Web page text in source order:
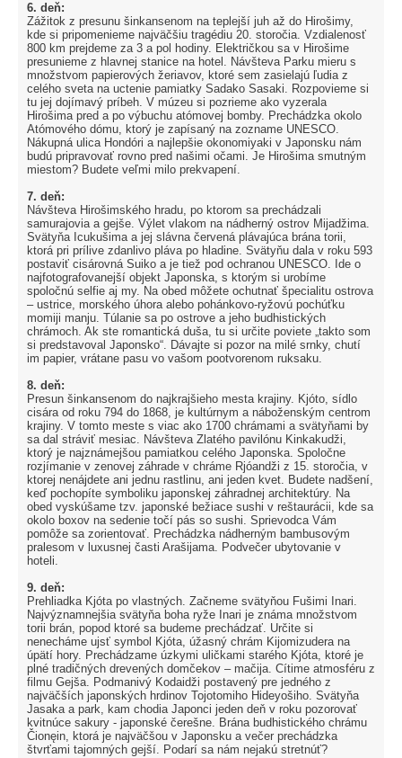
6. deň:
Zážitok z presunu šinkansenom na teplejší juh až do Hirošimy,
kde si pripomenieme najväčšiu tragédiu 20. storočia. Vzdialenosť
800 km prejdeme za 3 a pol hodiny. Električkou sa v Hirošime
presunieme z hlavnej stanice na hotel. Návšteva Parku mieru s
množstvom papierových žeriavov, ktoré sem zasielajú ľudia z
celého sveta na uctenie pamiatky Sadako Sasaki. Rozpovieme si
tu jej dojímavý príbeh. V múzeu si pozrieme ako vyzerala
Hirošima pred a po výbuchu atómovej bomby. Prechádzka okolo
Atómového dómu, ktorý je zapísaný na zozname UNESCO.
Nákupná ulica Hondóri a najlepšie okonomiyaki v Japonsku nám
budú pripravovať rovno pred našimi očami. Je Hirošima smutným
miestom? Budete veľmi milo prekvapení.
7. deň:
Návšteva Hirošimského hradu, po ktorom sa prechádzali
samurajovia a gejše. Výlet vlakom na nádherný ostrov Mijadžima.
Svätyňa Icukušima a jej slávna červená plávajúca brána torii,
ktorá pri prílive zdanlivo pláva po hladine. Svätyňu dala v roku 593
postaviť cisárovná Suiko a je tiež pod ochranou UNESCO. Ide o
najfotografovanejší objekt Japonska, s ktorým si urobíme
spoločnú selfie aj my. Na obed môžete ochutnať špecialitu ostrova
– ustrice, morského úhora alebo pohánkovo-ryžovú pochúťku
momiji manju. Túlanie sa po ostrove a jeho budhistických
chrámoch. Ak ste romantická duša, tu si určite poviete „takto som
si predstavoval Japonsko“. Dávajte si pozor na milé srnky, chutí
im papier, vrátane pasu vo vašom pootvorenom ruksaku.
8. deň:
Presun šinkansenom do najkrajšieho mesta krajiny. Kjóto, sídlo
cisára od roku 794 do 1868, je kultúrnym a náboženským centrom
krajiny. V tomto meste s viac ako 1700 chrámami a svätyňami by
sa dal stráviť mesiac. Návšteva Zlatého pavilónu Kinkakudži,
ktorý je najznámejšou pamiatkou celého Japonska. Spoločne
rozjímanie v zenovej záhrade v chráme Rjóandži z 15. storočia, v
ktorej nenájdete ani jednu rastlinu, ani jeden kvet. Budete nadšení,
keď pochopíte symboliku japonskej záhradnej architektúry. Na
obed vyskúšame tzv. japonské bežiace sushi v reštaurácii, kde sa
okolo boxov na sedenie točí pás so sushi. Sprievodca Vám
pomôže sa zorientovať. Prechádzka nádherným bambusovým
pralesom v luxusnej časti Arašijama. Podvečer ubytovanie v
hoteli.
9. deň:
Prehliadka Kjóta po vlastných. Začneme svätyňou Fušimi Inari.
Najvýznamnejšia svätyňa boha ryže Inari je známa množstvom
torii brán, popod ktoré sa budeme prechádzať. Určite si
nenecháme ujsť symbol Kjóta, úžasný chrám Kijomizudera na
úpätí hory. Prechádzame úzkymi uličkami starého Kjóta, ktoré je
plné tradičných drevených domčekov – mačija. Cítime atmosféru z
filmu Gejša. Podmanivý Kodaidži postavený pre jedného z
najväčších japonských hrdinov Tojotomiho Hideyošiho. Svätyňa
Jasaka a park, kam chodia Japonci jeden deň v roku pozorovať
kvitnúce sakury - japonské čerešne. Brána budhistického chrámu
Čionęin, ktorá je najväčšou v Japonsku a večer prechádzka
štvrťami tajomných gejší. Podarí sa nám nejakú stretnúť?